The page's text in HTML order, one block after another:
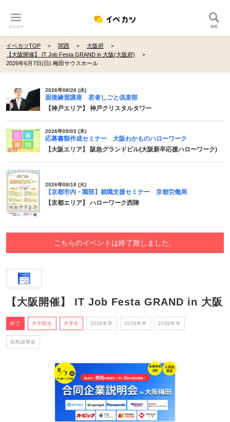
メニュー 検索
イベカツTOP 関西
大阪府
【大阪開催】 IT Job Festa GRAND in 大阪(大阪府)
2026年6月7日(日) 梅田サウスホール
2026年08/26 (水)
面接練習講座 若者しごと倶楽部
【神戸エリア】 神戸クリスタルタワー
2026年09/03 (木)
応募書類作成セミナー 大阪わかものハローワーク
【大阪エリア】 阪急グランドビル(大阪新卒応援ハローワーク)
2026年08/18 (火)
【京都市内・園部】就職支援セミナー 京都労働局
【京都エリア】 ハローワーク西陣
こちらのイベントは終了致しました。
【大阪開催】 IT Job Festa GRAND in 大阪
終了 大学院生 大学生 2028年卒 2029年卒 2030年卒
合同説明会